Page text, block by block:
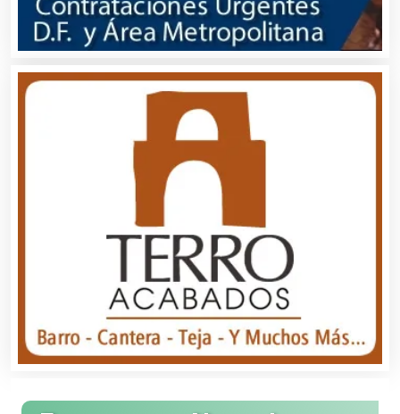
Autopartes Eléctricas
Avaluos
Balnearios
Banquetes
Bares y Cantinas